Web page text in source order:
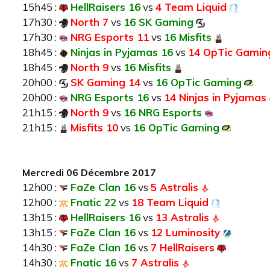
15h45 : HellRaisers 16vs 4 Team Liquid
17h30 :
North 7 vs 16 SK Gaming
17h30 :
NRG Esports 11vs 16 Misfits
18h45 :
Ninjas in Pyjamas 16vs 14 OpTic
18h45 :
North 9vs 16 Misfits
20h00 :
SK Gaming 14vs 16 OpTic Gaming
20h00 :
NRG Esports 16vs 14 Ninjas in Pyjamas
21h15 :
North 9vs 16 NRG Esports
21h15 :
Misfits 10vs 16 OpTic Gaming
Mercredi 06 Décembre 2017
12h00 : FaZe Clan 16vs 5 Astralis
12h00 :
Fnatic 22 vs 18 Team Liquid
13h15 :
HellRaisers 16vs 13 Astralis
13h15 :
FaZe Clan 16vs 12 Luminosity
14h30 :
FaZe Clan 16vs 7 HellRaisers
14h30 :
Fnatic 16vs 7 Astralis